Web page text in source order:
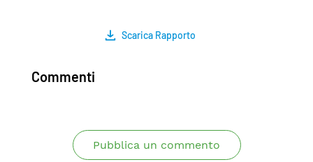
Scarica Rapporto
Commenti
Pubblica un commento